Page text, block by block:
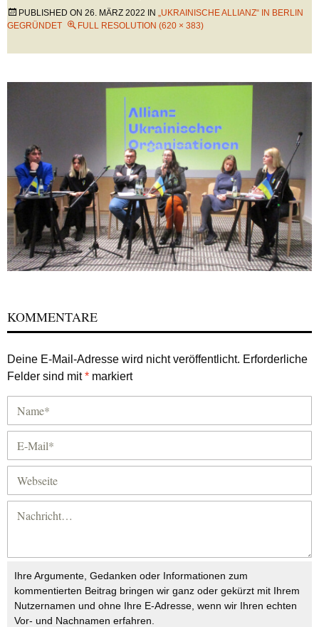
PUBLISHED ON 26. MÄRZ 2022 IN „UKRAINISCHE ALLIANZ“ IN BERLIN
GEGRÜNDET
FULL RESOLUTION (620 × 383)
KOMMENTARE
Deine E-Mail-Adresse wird nicht veröffentlicht. Erforderliche
Felder sind mit* markiert
Ihre Argumente, Gedanken oder Informationen zum
kommentierten Beitrag bringen wir ganz oder gekürzt mit Ihrem
Nutzernamen und ohne Ihre E-Adresse, wenn wir Ihren echten
Vor- und Nachnamen erfahren.